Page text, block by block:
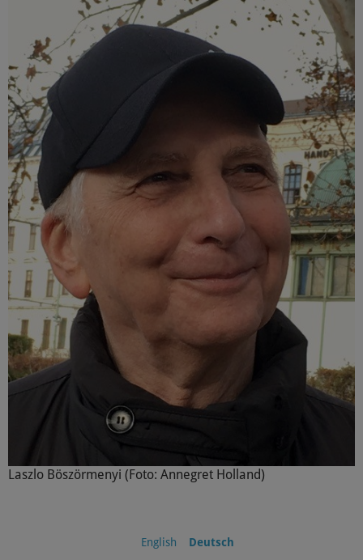
Laszlo Böszörmenyi (Foto: Annegret Holland)
English Deutsch